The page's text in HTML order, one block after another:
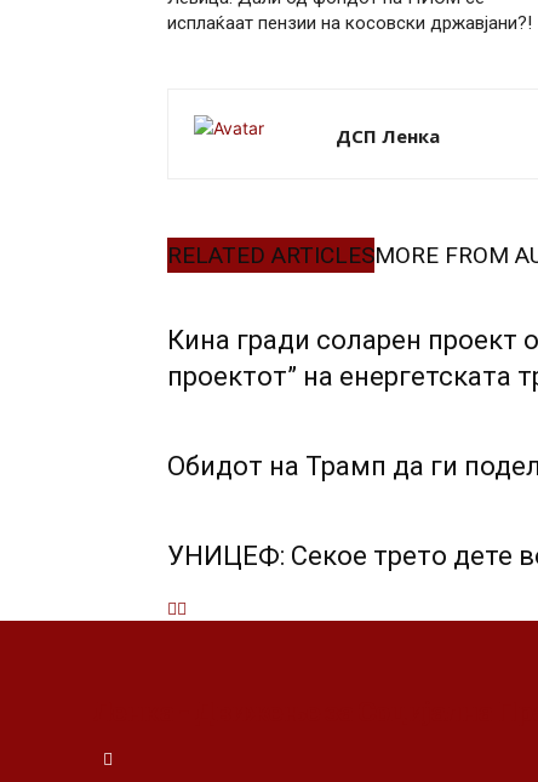
исплаќаат пензии на косовски државјани?!
ДСП Ленка
RELATED ARTICLESMORE FROM
Кина гради соларен проект
проектот” на енергетската
Обидот на Трамп да ги
УНИЦЕФ: Секое трето дете